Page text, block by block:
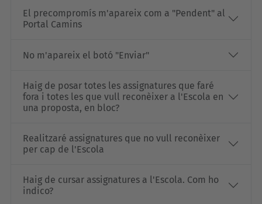
El precompromís m'apareix com a "Pendent" al
Portal Camins
No m'apareix el botó "Enviar"
Haig de posar totes les assignatures que faré
fora i totes les que vull reconèixer a l'Escola en
una proposta, en bloc?
Realitzaré assignatures que no vull reconèixer
per cap de l'Escola
Haig de cursar assignatures a l'Escola. Com ho
indico?